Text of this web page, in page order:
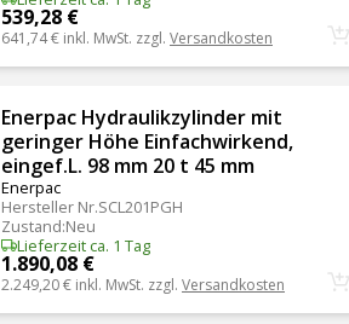
539,28 €
641,74 € inkl. MwSt. zzgl. Versandkosten
Enerpac Hydraulikzylinder mit
geringer Höhe Einfachwirkend,
eingef.L. 98 mm 20 t 45 mm
Enerpac
Hersteller Nr.SCL201PGH
Zustand:Neu
Lieferzeit ca. 1 Tag
1.890,08 €
2.249,20 € inkl. MwSt. zzgl. Versandkosten